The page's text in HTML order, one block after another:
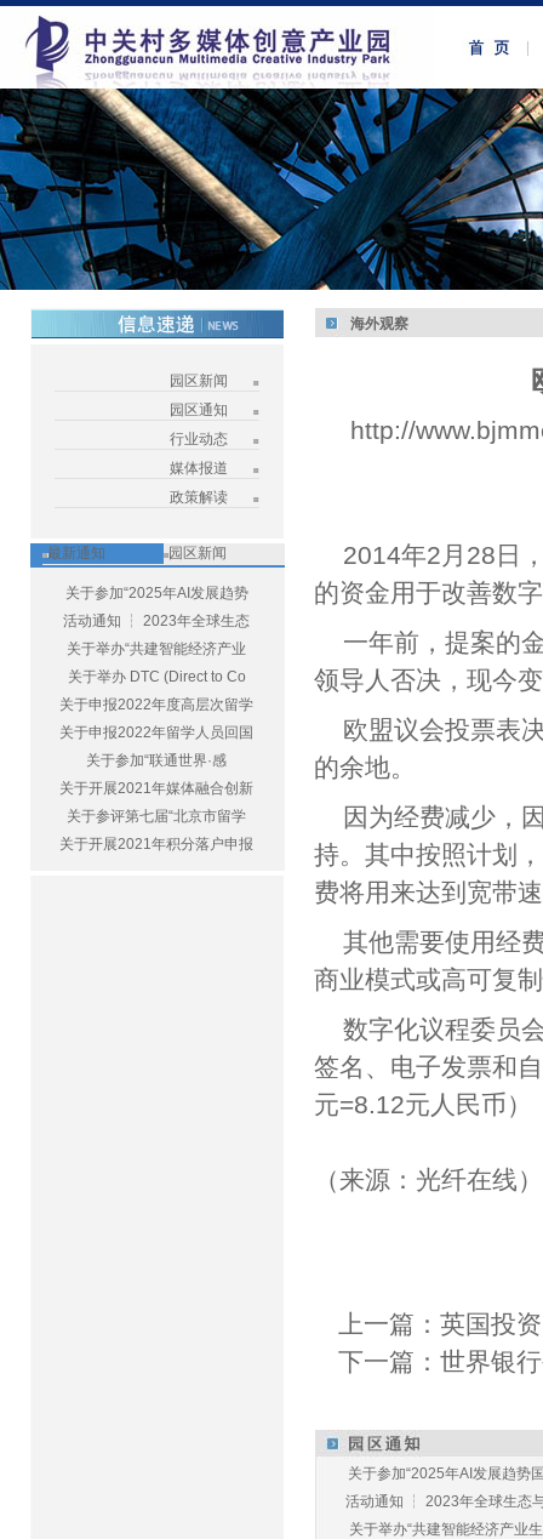
园区新闻
园区通知
行业动态
媒体报道
政策解读
最新通知 园区新闻
关于参加“2025年AI发展趋势
活动通知 ┆ 2023年全球生态
关于举办“共建智能经济产业
关于举办 DTC (Direct to Co
关于申报2022年度高层次留学
关于申报2022年留学人员回国
关于参加“联通世界·感
关于开展2021年媒体融合创新
关于参评第七届“北京市留学
关于开展2021年积分落户申报
海外观察
http://
2014年2月28日
的资金用于改善数
一年前，提案的
领导人否决，现今
欧盟议会投票表
的余地。
因为经费减少，
持。其中按照计划
费将用来达到宽带
其他需要使用经
商业模式或高可复
数字化议程委员
签名、电子发票和
元=8.12元人民币）
（来源：光纤在线）
上一篇：英国投
下一篇：世界银
关于参加“2025年AI发展趋势
活动通知 ┆ 2023年全球生态
关于举办“共建智能经济产业